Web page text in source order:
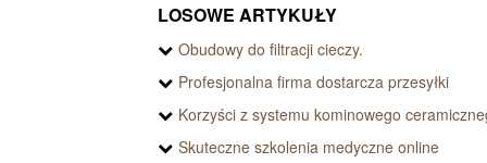
LOSOWE ARTYKUŁY
Obudowy do filtracji cieczy.
Profesjonalna firma dostarcza przesyłki
Korzyści z systemu kominowego
Skuteczne szkolenia medyczne online